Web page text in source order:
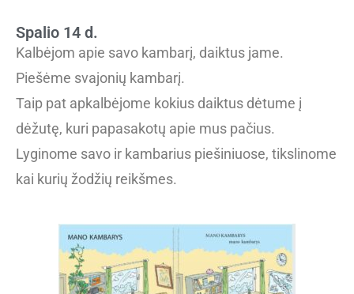
Spalio 14 d.
Kalbėjom apie savo kambarį, daiktus jame.
Piešėme svajonių kambarį.
Taip pat apkalbėjome kokius daiktus dėtume į
dėžutę, kuri papasakotų apie mus pačius.
Lyginome savo ir kambarius piešiniuose, tikslinome
kai kurių žodžių reikšmes.